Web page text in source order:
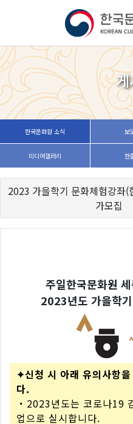
한국문화원 소식 보
미디어갤러리 한
2023 가을학기 문화체험강좌(
가모집
주일한국문화원
2023년도 가을학
✦신청 시 아래 유의사항
다.
・2023년도는 코로나19
업으로 실시합니다.